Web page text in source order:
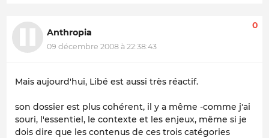
Anthropia
09 décembre 2008 à 22:38:43
0
Mais aujourd'hui, Libé est aussi très réactif.
son dossier est plus cohérent, il y a même -comme j'ai
souri, l'essentiel, le contexte et les enjeux, même si je
dois dire que les contenus de ces trois catégories